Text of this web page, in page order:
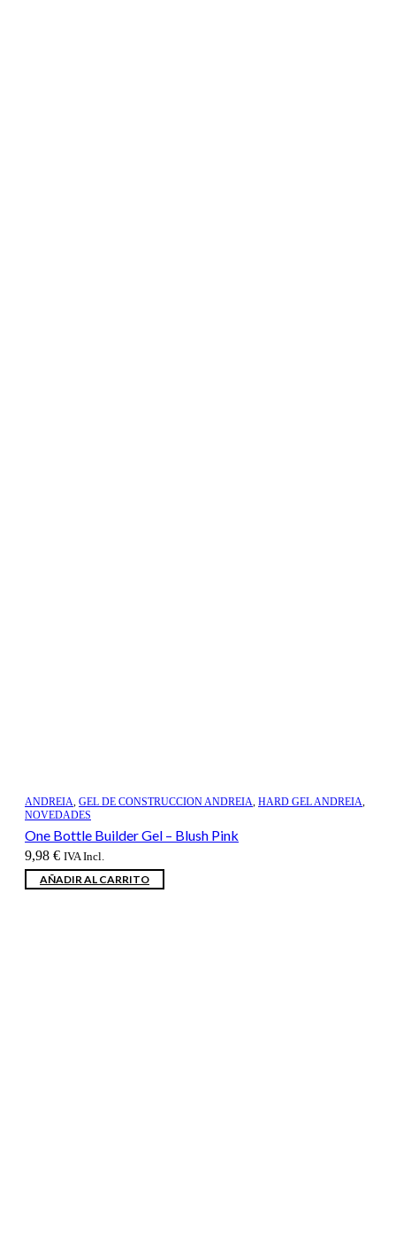
ANDREIA, GEL DE CONSTRUCCION ANDREIA, HARD GEL ANDREIA,
NOVEDADES
One Bottle Builder Gel – Blush Pink
9,98 € IVA Incl.
AÑADIR AL CARRITO